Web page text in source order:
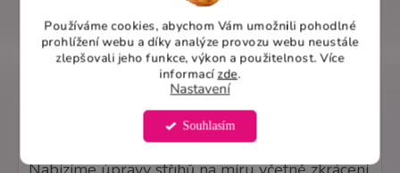
Používáme cookies, abychom Vám umožnili pohodlné
prohlížení webu a díky analýze provozu webu neustále
zlepšovali jeho funkce, výkon a použitelnost. Více
informací zde.
Nastavení
Souhlasím
Úprava střihů a personalizované šití na
míru